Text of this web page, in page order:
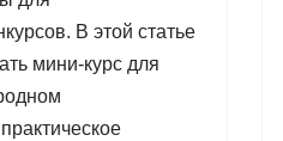
В этой статье
мини-курс для